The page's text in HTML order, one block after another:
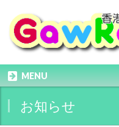
MENU
お知らせ